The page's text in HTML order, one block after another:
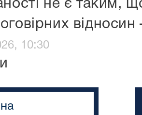
не є таким,
10:30